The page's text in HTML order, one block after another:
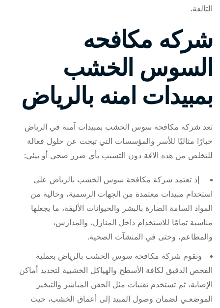
التالفة.
شركه مكافحه
السوس الخشب
بمبيدات امنه بالرياض
تعد شركة مكافحة سوس الخشب بمبيدات آمنة في الرياض
خيارًا مثاليًا للأسر والمؤسسات التي تبحث عن حلول فعالة
للتخلص من هذه الآفة دون التسبب بأي ضرر صحي أو بيئي:
إذ تعتمد شركة مكافحة سوس الخشب بالرياض على
استخدام مبيدات معتمدة من الجهات الرسمية، وخالية من
المواد السامة الضارة بالبشر والحيوانات الأليفة، ما يجعلها
مناسبة تمامًا للاستخدام داخل المنازل، والمدارس،
والمطاعم، وحتى في المنشآت الصحية.
وتقوم شركة مكافحة سوس الخشب بالرياض بعملية
الفحص الدقيق لكافة الأسطح والهياكل الخشبية لتحديد أماكن
الإصابة، ثم تستخدم تقنيات مثل الحقن المباشر والتبخير
الموضعـي لضمان وصول المبيد إلى أعماق الخشب، حيث